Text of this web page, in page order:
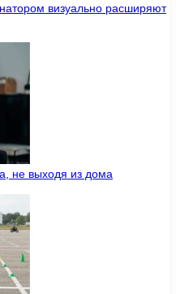
визуально расширяют
не выходя из дома